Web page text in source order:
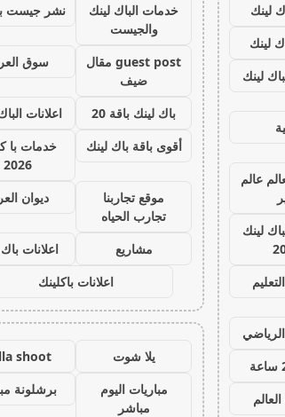
لينك
لينك
لينك
عالم
لينك
خدمات الباك لينك
والجيست
نشر جيست
guest post مقال
ضيف
سوق
باك لينك باقة 20
اعلانات
أقوى باقة باك لينك
خدمات با
2026
موقع تجاربنا
تجارب الحياه
ديوان
مشاريع
اعلانات
اعلانات باكلينك
يلا شوت
shoot
مباريات اليوم
مباشر
برشلونة